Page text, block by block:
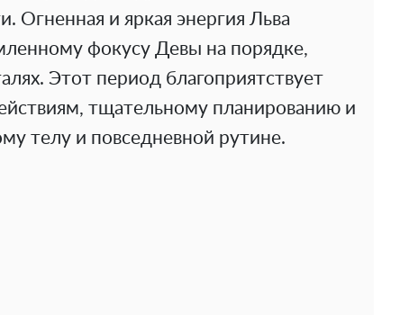
Огненная и яркая энергия Льва
фокусу Девы на порядке,
Этот период благоприятствует
тщательному планированию и
телу и повседневной рутине.